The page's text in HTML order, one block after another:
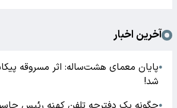
آخرین اخبار
●پایان معمای هشت‌ساله: اثر مسروقه
شد!
●